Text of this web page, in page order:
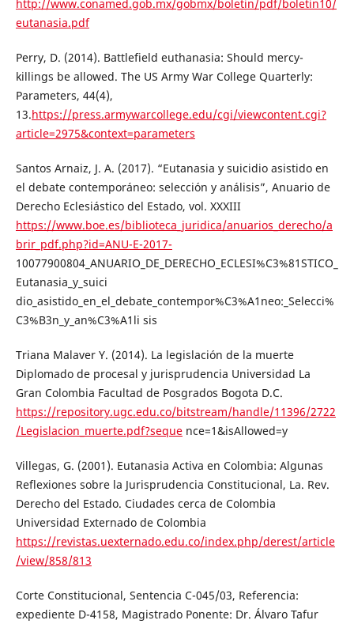
http://www.conamed.gob.mx/gobmx/boletin/pdf/boletin10/
eutanasia.pdf
Perry, D. (2014). Battlefield euthanasia: Should mercy-
killings be allowed. The US Army War College Quarterly:
Parameters, 44(4),
13.https://press.armywarcollege.edu/cgi/viewcontent.cgi?
article=2975&context=parameters
Santos Arnaiz, J. A. (2017). “Eutanasia y suicidio asistido en
el debate contemporáneo: selección y análisis”, Anuario de
Derecho Eclesiástico del Estado, vol. XXXIII
https://www.boe.es/biblioteca_juridica/anuarios_derecho/a
brir_pdf.php?id=ANU-E-2017-
10077900804_ANUARIO_DE_DERECHO_ECLESI%C3%81STICO_
Eutanasia_y_suici
dio_asistido_en_el_debate_contempor%C3%A1neo:_Selecci%
C3%B3n_y_an%C3%A1li sis
Triana Malaver Y. (2014). La legislación de la muerte
Diplomado de procesal y jurisprudencia Universidad La
Gran Colombia Facultad de Posgrados Bogota D.C.
https://repository.ugc.edu.co/bitstream/handle/11396/2722
/Legislacion_muerte.pdf?sequence=1&isAllowed=y
Villegas, G. (2001). Eutanasia Activa en Colombia: Algunas
Reflexiones sobre la Jurisprudencia Constitucional, La. Rev.
Derecho del Estado. Ciudades cerca de Colombia
Universidad Externado de Colombia
https://revistas.uexternado.edu.co/index.php/derest/article
/view/858/813
Corte Constitucional, Sentencia C-045/03, Referencia:
expediente D-4158, Magistrado Ponente: Dr. Álvaro Tafur